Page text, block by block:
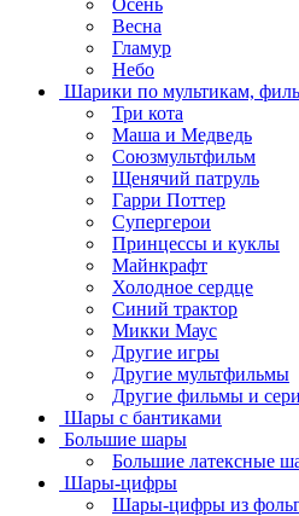
Весна
Гламур
Небо
Шарики по мультикам,
Три кота
Маша и Медведь
Союзмультфильм
Щенячий патруль
Гарри Поттер
Супергерои
Принцессы и куклы
Майнкрафт
Холодное сердце
Синий трактор
Микки Маус
Другие игры
Другие мультфильмы
Другие фильмы и
Шары с бантиками
Большие шары
Большие латексные
Шары-цифры
Шары-цифры из